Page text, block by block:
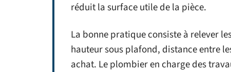
réduit la surface utile de la pièce.
La bonne pratique consiste à relever
hauteur sous plafond, distance entre
achat. Le plombier en charge des